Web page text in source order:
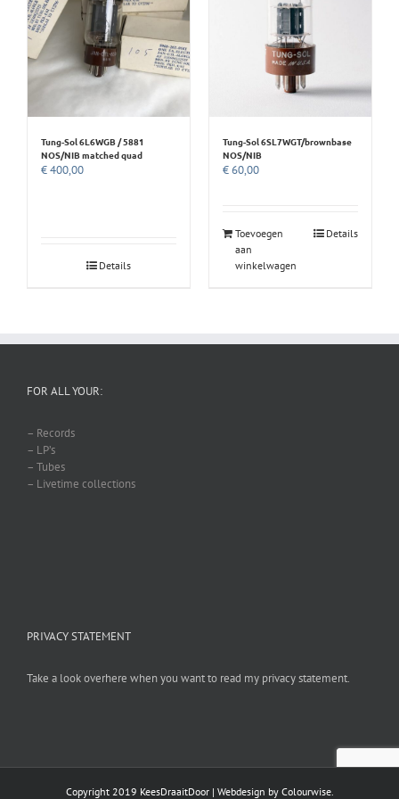
Tung-Sol 6L6WGB / 5881
NOS/NIB matched quad
€400,00
Details
Tung-Sol 6SL7WGT/brownbase
NOS/NIB
€60,00
Toevoegen
aan
winkelwagen
Details
FOR ALL YOUR:
– Records
– LP’s
– Tubes
– Livetime collections
PRIVACY STATEMENT
Take a look overhere when you want to read my privacy statement.
Copyright 2019 KeesDraaitDoor | Webdesign by Colourwise.